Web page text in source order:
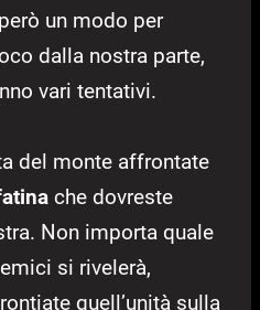
un modo per
dalla nostra parte,
vari tentativi.
del monte affrontate
che dovreste
Non importa quale
si rivelerà,
quell’unità sulla